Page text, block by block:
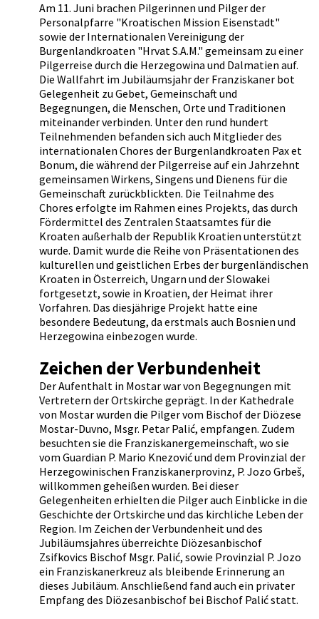
Am 11. Juni brachen Pilgerinnen und Pilger der
Personalpfarre "Kroatischen Mission Eisenstadt"
sowie der Internationalen Vereinigung der
Burgenlandkroaten "Hrvat S.A.M." gemeinsam zu einer
Pilgerreise durch die Herzegowina und Dalmatien auf.
Die Wallfahrt im Jubiläumsjahr der Franziskaner bot
Gelegenheit zu Gebet, Gemeinschaft und
Begegnungen, die Menschen, Orte und Traditionen
miteinander verbinden. Unter den rund hundert
Teilnehmenden befanden sich auch Mitglieder des
internationalen Chores der Burgenlandkroaten Pax et
Bonum, die während der Pilgerreise auf ein Jahrzehnt
gemeinsamen Wirkens, Singens und Dienens für die
Gemeinschaft zurückblickten. Die Teilnahme des
Chores erfolgte im Rahmen eines Projekts, das durch
Fördermittel des Zentralen Staatsamtes für die
Kroaten außerhalb der Republik Kroatien unterstützt
wurde. Damit wurde die Reihe von Präsentationen des
kulturellen und geistlichen Erbes der burgenländischen
Kroaten in Österreich, Ungarn und der Slowakei
fortgesetzt, sowie in Kroatien, der Heimat ihrer
Vorfahren. Das diesjährige Projekt hatte eine
besondere Bedeutung, da erstmals auch Bosnien und
Herzegowina einbezogen wurde.
Zeichen der Verbundenheit
Der Aufenthalt in Mostar war von Begegnungen mit
Vertretern der Ortskirche geprägt. In der Kathedrale
von Mostar wurden die Pilger vom Bischof der Diözese
Mostar-Duvno, Msgr. Petar Palić, empfangen. Zudem
besuchten sie die Franziskanergemeinschaft, wo sie
vom Guardian P. Mario Knezović und dem Provinzial der
Herzegowinischen Franziskanerprovinz, P. Jozo Grbeš,
willkommen geheißen wurden. Bei dieser
Gelegenheiten erhielten die Pilger auch Einblicke in die
Geschichte der Ortskirche und das kirchliche Leben der
Region. Im Zeichen der Verbundenheit und des
Jubiläumsjahres überreichte Diözesanbischof
Zsifkovics Bischof Msgr. Palić, sowie Provinzial P. Jozo
ein Franziskanerkreuz als bleibende Erinnerung an
dieses Jubiläum. Anschließend fand auch ein privater
Empfang des Diözesanbischof bei Bischof Palić statt.